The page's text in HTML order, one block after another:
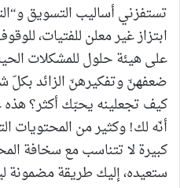
تستفزني أساليب التسويق
ابتزاز غير معلن للفتيات،
على هيئة حلول للمشكلات
ضعفهنّ وتفكيرهنّ الزائد بكلّ
كيف تجعلينه يحبّك أكثر؟
كبيرة لا تتناسب مع سخافة
ستعيده، إليك طريقة مضمونة